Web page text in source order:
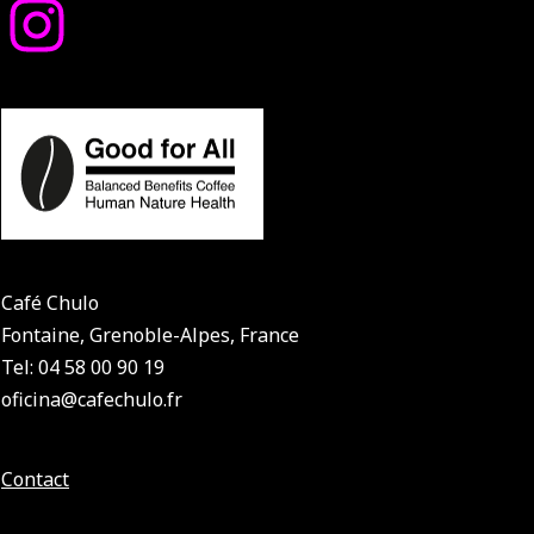
Café Chulo
Fontaine, Grenoble-Alpes, France
Tel: 04 58 00 90 19
oficina@cafechulo.fr
Contact